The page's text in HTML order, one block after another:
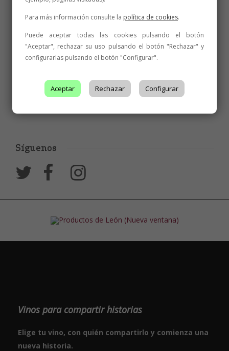
Síguenos
Vinos para compartir historias
Elige tu vino, con quién compartirlo y comienza una
nueva historia.
Para más información consulte la política de cookies.
Puede aceptar todas las cookies pulsando el botón
"Aceptar", rechazar su uso pulsando el botón "Rechazar" y
configurarlas pulsando el botón "Configurar".
Aceptar Rechazar Configurar